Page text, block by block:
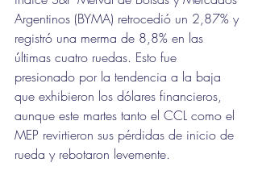
Argentinos (BYMA) retrocedió un 2,87% y
registró una merma de 8,8% en las
últimas cuatro ruedas. Esto fue
presionado por la tendencia a la baja
que exhibieron los dólares financieros,
aunque este martes tanto el CCL como el
MEP revirtieron sus pérdidas de inicio de
rueda y rebotaron levemente.